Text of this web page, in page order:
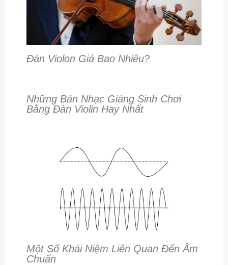
Đàn Violon Giá Bao Nhiêu?
Những Bản Nhạc Giáng Sinh Chơi
Bằng Đàn Violin Hay Nhất
Một Số Khái Niệm Liên Quan Đến Âm
Chuẩn